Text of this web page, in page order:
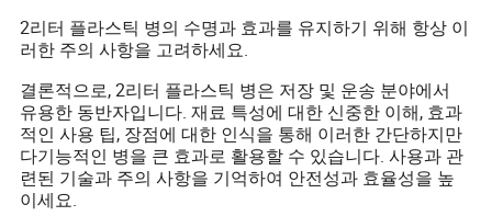
2리터 플라스틱 병의 수명과 효과를 유지하기 위해 항상 이
러한 주의 사항을 고려하세요.
결론적으로, 2리터 플라스틱 병은 저장 및 운송 분야에서
유용한 동반자입니다. 재료 특성에 대한 신중한 이해, 효과
적인 사용 팁, 장점에 대한 인식을 통해 이러한 간단하지만
다기능적인 병을 큰 효과로 활용할 수 있습니다. 사용과 관
련된 기술과 주의 사항을 기억하여 안전성과 효율성을 높
이세요.